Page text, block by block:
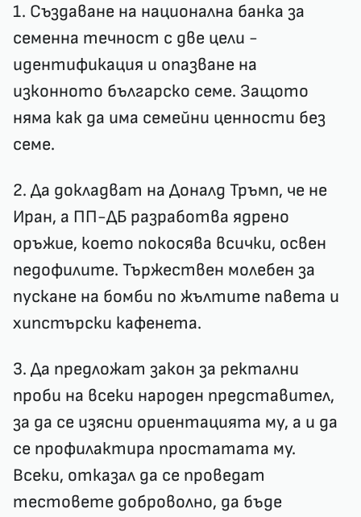
1. Създаване на национална банка за
семенна течност с две цели -
идентификация и опазване на
изконното българско семе. Защото
няма как да има семейни ценности без
семе.
2. Да докладват на Доналд Тръмп, че не
Иран, а ПП-ДБ разработва ядрено
оръжие, което покосява всички, освен
педофилите. Тържествен молебен за
пускане на бомби по жълтите павета и
хипстърски кафенета.
3. Да предложат закон за ректални
проби на всеки народен представител,
за да се изясни ориентацията му, а и да
се профилактира простатата му.
Всеки, отказал да се проведат
тестовете доброволно, да бъде